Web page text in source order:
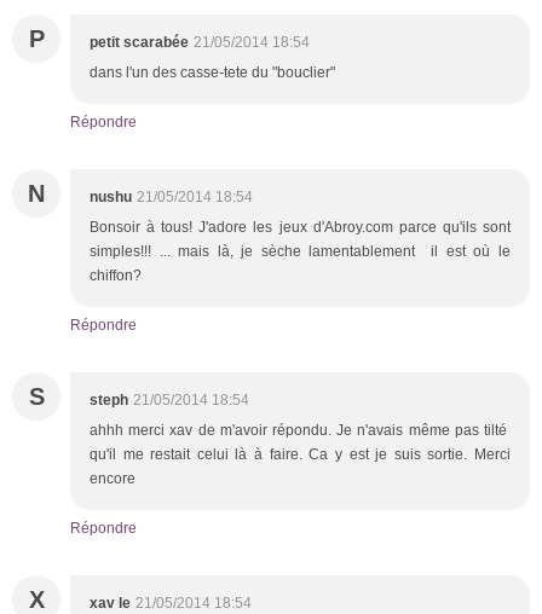
P petit scarabée 21/05/2014 18:54
dans l'un des casse-tete du "bouclier"
Répondre
N nushu 21/05/2014 18:54
Bonsoir à tous! J'adore les jeux d'Abroy.com parce qu'ils sont
simples!!! ... mais là, je sèche lamentablement il est où le
chiffon?
Répondre
S steph 21/05/2014 18:54
ahhh merci xav de m'avoir répondu. Je n'avais même pas tilté
qu'il me restait celui là à faire. Ca y est je suis sortie. Merci
encore
Répondre
X xav le 21/05/2014 18:54